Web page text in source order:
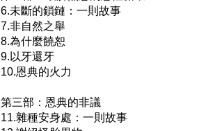
6.未斷的鎖鏈：一則故事
7.非自然之舉
8.為什麼饒恕
9.以牙還牙
10.恩典的火力
第三部：恩典的非議
11.雜種安身處：一則故事